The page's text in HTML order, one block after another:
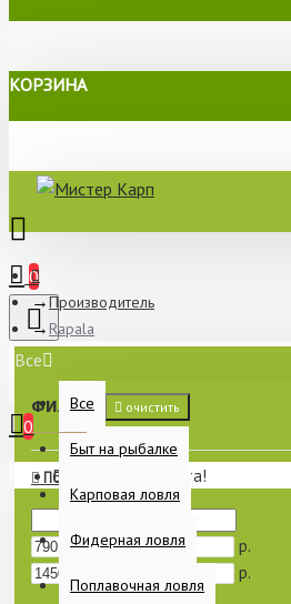
КОРЗИНА
0
Все
Все
Быт на рыбалке
Карповая ловля
Фидерная ловля
Поплавочная ловля
0
Ваша корзина пуста!
Производитель
Rapala
ФИЛЬТР очистить
ПО СТОИМОСТИ
р.
р.